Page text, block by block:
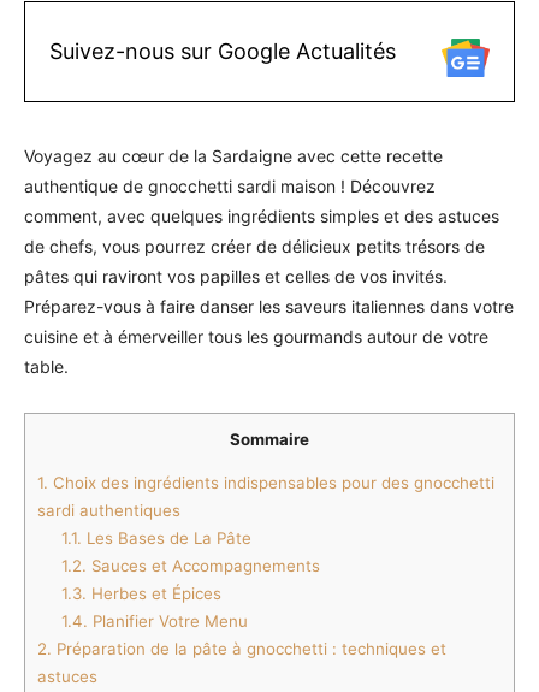
Suivez-nous sur Google Actualités
Voyagez au cœur de la Sardaigne avec cette recette
authentique de gnocchetti sardi maison ! Découvrez
comment, avec quelques ingrédients simples et des astuces
de chefs, vous pourrez créer de délicieux petits trésors de
pâtes qui raviront vos papilles et celles de vos invités.
Préparez-vous à faire danser les saveurs italiennes dans votre
cuisine et à émerveiller tous les gourmands autour de votre
table.
Sommaire
1. Choix des ingrédients indispensables pour des gnocchetti
sardi authentiques
1.1. Les Bases de La Pâte
1.2. Sauces et Accompagnements
1.3. Herbes et Épices
1.4. Planifier Votre Menu
2. Préparation de la pâte à gnocchetti : techniques et
astuces